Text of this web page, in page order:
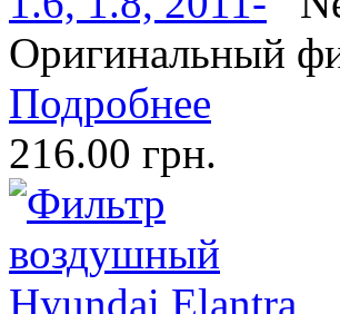
Оригинальный
Подробнее
216.00 грн.